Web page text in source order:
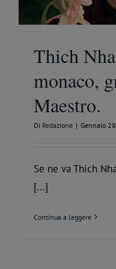
Thich
monaco,
Maestro.
Di Redazione | Gennaio
Se ne va Thich
[...]
Continua a leggere